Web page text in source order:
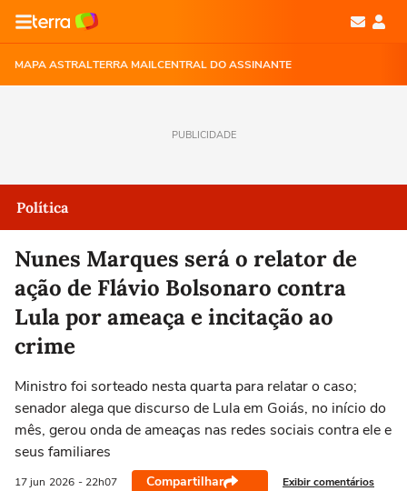
MAPA ASTRALTERRA MAILCENTRAL DO ASSINANTE
PUBLICIDADE
Política
Nunes Marques será o relator de
ação de Flávio Bolsonaro contra
Lula por ameaça e incitação ao
crime
Ministro foi sorteado nesta quarta para relatar o caso;
senador alega que discurso de Lula em Goiás, no início do
mês, gerou onda de ameaças nas redes sociais contra ele e
seus familiares
17 jun 2026 - 22h07 Compartilhar Exibir comentários